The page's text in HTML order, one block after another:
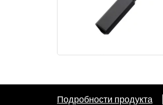
Подробности продукта